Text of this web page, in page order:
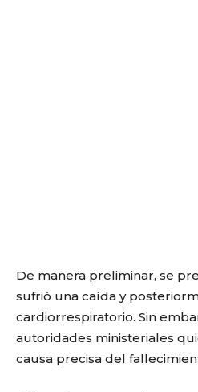
De manera preliminar, se
sufrió una caída y
cardiorrespiratorio. Sin
autoridades ministeriales
causa precisa del